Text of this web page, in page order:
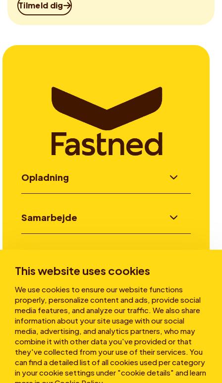
This website uses cookies
We use cookies to ensure our website functions
properly, personalize content and ads, provide social
media features, and analyze our traffic. We also share
information about your site usage with our social
media, advertising, and analytics partners, who may
combine it with other data you've provided or that
they've collected from your use of their services. You
can find a detailed list of all cookies used per category
in your cookie settings under "cookie details" and learn
Tilmeld dig
Opladning
Samarbejde
Historier
Om os